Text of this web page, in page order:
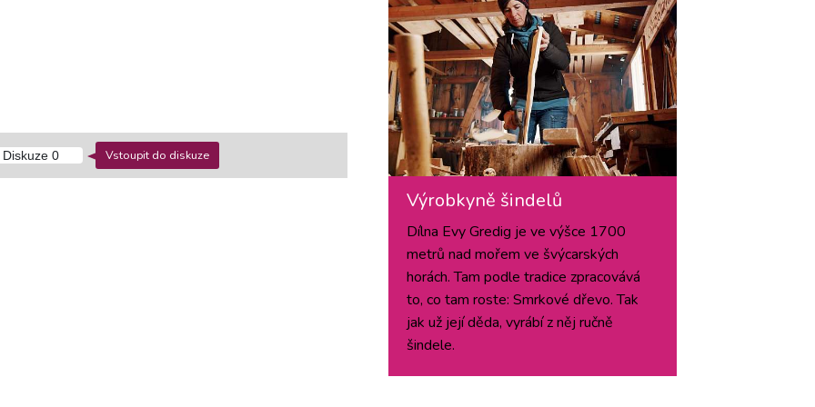
Diskuze0 Vstoupit do diskuze
Výrobkyně šindelů
Dílna Evy Gredig je ve výšce 1700
metrů nad mořem ve švýcarských
horách. Tam podle tradice zpracovává
to, co tam roste: Smrkové dřevo. Tak
jak už její děda, vyrábí z něj ručně
šindele.